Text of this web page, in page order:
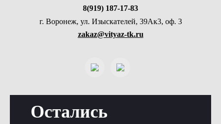
Остались
8(919) 187-17-83
г. Воронеж, ул. Изыскателей, 39Ак3, оф. 3
zakaz@vityaz-tk.ru